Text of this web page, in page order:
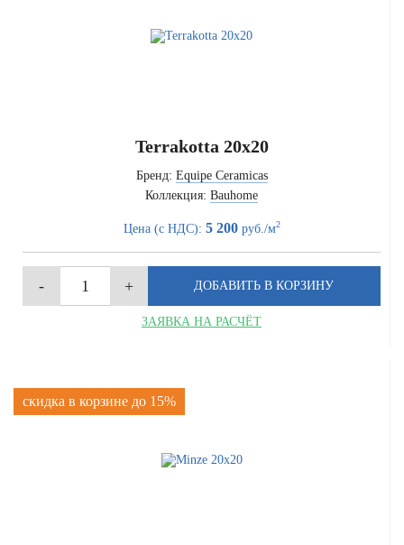
Terrakotta 20x20
Бренд: Equipe Ceramicas
Коллекция: Bauhome
Цена (с НДС): 5 200руб./м2
ЗАЯВКА НА РАСЧЁТ
скидка в корзине до 15%